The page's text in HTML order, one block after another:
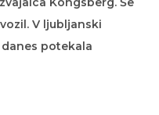
V ljubljanski
potekala